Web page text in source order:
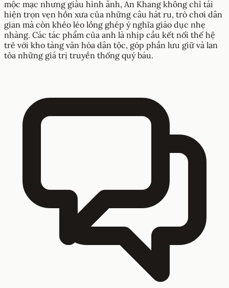
mộc mạc nhưng giàu hình ảnh, An Khang không chỉ tái
hiện trọn vẹn hồn xưa của những câu hát ru, trò chơi dân
gian mà còn khéo léo lồng ghép ý nghĩa giáo dục nhẹ
nhàng. Các tác phẩm của anh là nhịp cầu kết nối thế hệ
trẻ với kho tàng văn hóa dân tộc, góp phần lưu giữ và lan
tỏa những giá trị truyền thống quý báu.